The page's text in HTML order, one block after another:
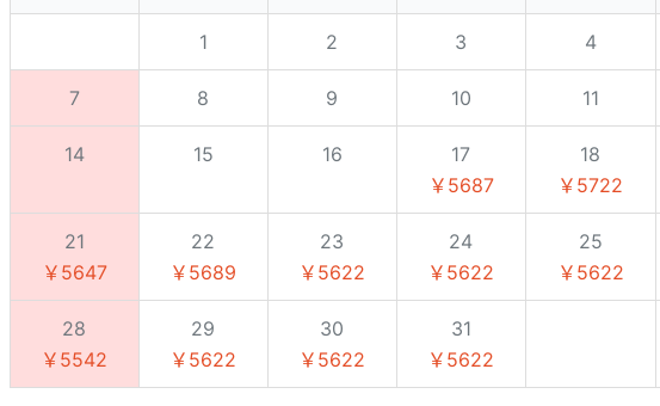
1 2 3 4
7 8 9 10 11
14 15 16
17
￥5687
18
￥5722
21
￥5647
22
￥5689
23
￥5622
24
￥5622
25
￥5622
28
￥5542
29
￥5622
30
￥5622
31
￥5622